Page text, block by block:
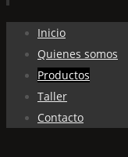
contenido
Inicio
Quienes somos
Productos
Taller
Contacto